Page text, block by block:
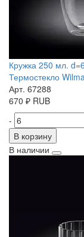
Кружка 250 мл.
Термостекло
Арт. 67288
670 ₽ RUB
-
В корзину
В наличии